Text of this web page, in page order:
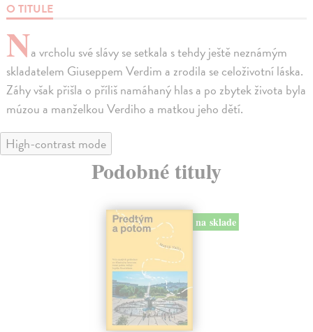
O TITULE
Na vrcholu své slávy se setkala s tehdy ještě neznámým
skladatelem Giuseppem Verdim a zrodila se celoživotní láska.
Záhy však přišla o příliš namáhaný hlas a po zbytek života byla
múzou a manželkou Verdiho a matkou jeho dětí.
High-contrast mode
Podobné tituly
na sklade